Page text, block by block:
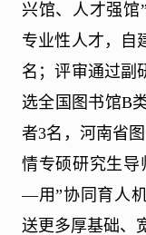
兴馆、人才强馆
专业性人才，自
名；评审通过副
选全国图书馆B
者3名，河南省
情专硕研究生导
—用”协同育人
送更多厚基础、